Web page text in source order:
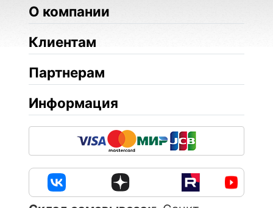
О компании
Клиентам
Партнерам
Информация